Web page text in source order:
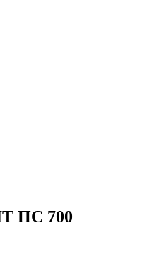
ПС 700